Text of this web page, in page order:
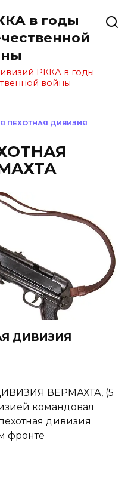
в годы
РККА в годы
войны
ПЕХОТНАЯ ДИВИЗИЯ
ДИВИЗИЯ
ВЕРМАХТА, (5
командовал
дивизия
фронте